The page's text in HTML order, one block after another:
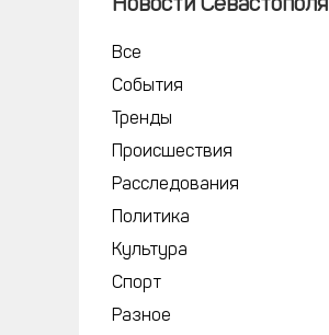
Новости Севастополя
Все
События
Тренды
Происшествия
Расследования
Политика
Культура
Спорт
Разное